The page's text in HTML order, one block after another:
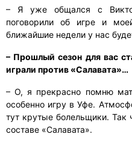
– Я уже общался с
поговорили об игре и
ближайшие недели у нас
– Прошлый сезон для вас
играли против «Салавата»…
– О, я прекрасно помню
особенно игру в Уфе.
тут крутые болельщики. Так
составе «Салавата».